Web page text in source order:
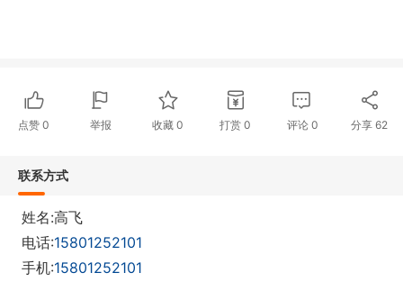
点赞 0 举报 收藏0 打赏 0 评论 0 分享62
联系方式
姓名:高飞
电话:15801252101
手机:15801252101